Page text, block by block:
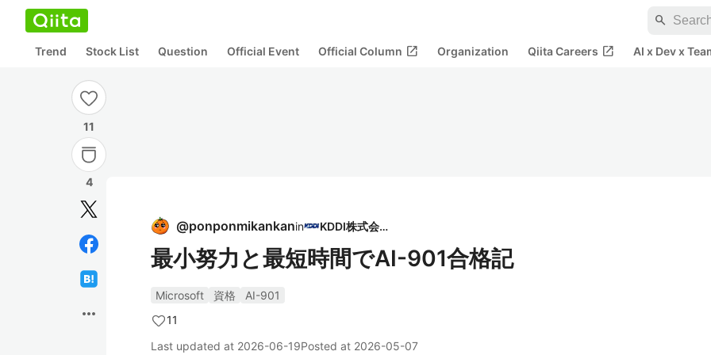
search
Trend Stock List Question Official Event Official Column open_in_new Organization Qiita Careers open_in_new AI x Dev x
11
4
more_horiz
@ponponmikankanin KDDI株式会社
最小努力と最短時間でAI-901合格記
Microsoft 資格
AI-901
11
Last updated at 2026-06-19Posted at 2026-05-07